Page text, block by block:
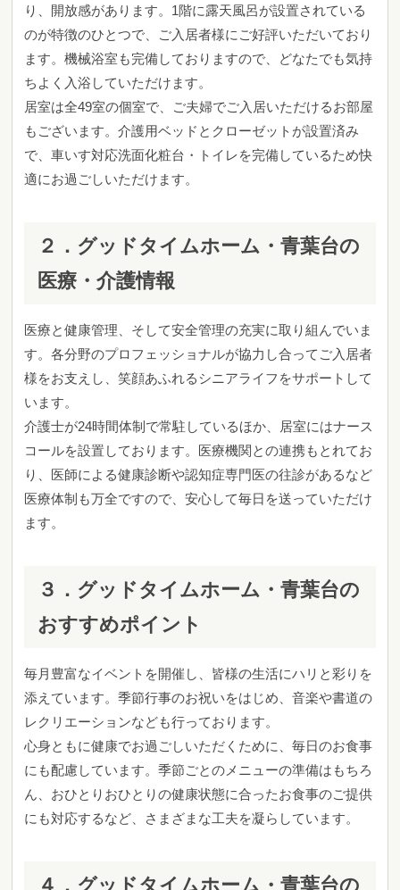
り、開放感があります。1階に露天風呂が設置されている
のが特徴のひとつで、ご入居者様にご好評いただいており
ます。機械浴室も完備しておりますので、どなたでも気持
ちよく入浴していただけます。
居室は全49室の個室で、ご夫婦でご入居いただけるお部屋
もございます。介護用ベッドとクローゼットが設置済み
で、車いす対応洗面化粧台・トイレを完備しているため快
適にお過ごしいただけます。
２．グッドタイムホーム・青葉台の
医療・介護情報
医療と健康管理、そして安全管理の充実に取り組んでいま
す。各分野のプロフェッショナルが協力し合ってご入居者
様をお支えし、笑顔あふれるシニアライフをサポートして
います。
介護士が24時間体制で常駐しているほか、居室にはナース
コールを設置しております。医療機関との連携もとれてお
り、医師による健康診断や認知症専門医の往診があるなど
医療体制も万全ですので、安心して毎日を送っていただけ
ます。
３．グッドタイムホーム・青葉台の
おすすめポイント
毎月豊富なイベントを開催し、皆様の生活にハリと彩りを
添えています。季節行事のお祝いをはじめ、音楽や書道の
レクリエーションなども行っております。
心身ともに健康でお過ごしいただくために、毎日のお食事
にも配慮しています。季節ごとのメニューの準備はもちろ
ん、おひとりおひとりの健康状態に合ったお食事のご提供
にも対応するなど、さまざまな工夫を凝らしています。
４．グッドタイムホーム・青葉台の